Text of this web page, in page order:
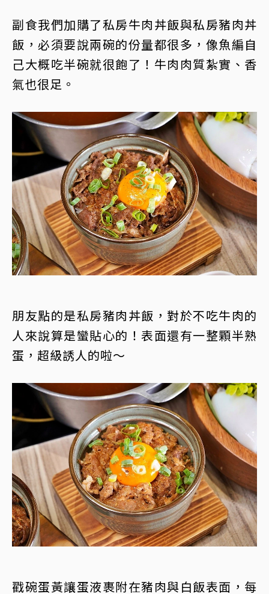
副食我們加購了私房牛肉丼飯與私房豬肉丼
飯，必須要說兩碗的份量都很多，像魚編自
己大概吃半碗就很飽了！牛肉肉質紮實、香
氣也很足。
朋友點的是私房豬肉丼飯，對於不吃牛肉的
人來說算是蠻貼心的！表面還有一整顆半熟
蛋，超級誘人的啦～
戳碗蛋黃讓蛋液裹附在豬肉與白飯表面，每